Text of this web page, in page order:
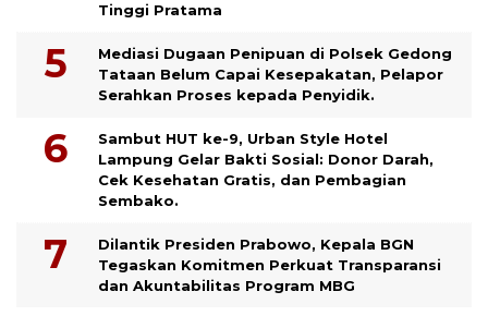
Tinggi Pratama
Mediasi Dugaan Penipuan di Polsek Gedong
Tataan Belum Capai Kesepakatan, Pelapor
Serahkan Proses kepada Penyidik.
Sambut HUT ke-9, Urban Style Hotel
Lampung Gelar Bakti Sosial: Donor Darah,
Cek Kesehatan Gratis, dan Pembagian
Sembako.
Dilantik Presiden Prabowo, Kepala BGN
Tegaskan Komitmen Perkuat Transparansi
dan Akuntabilitas Program MBG